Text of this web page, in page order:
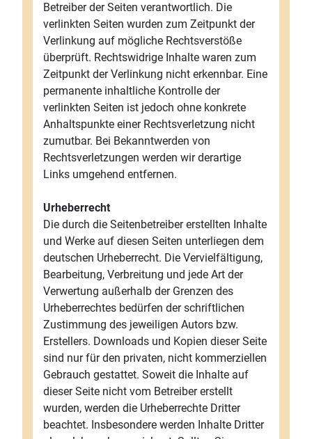
Betreiber der Seiten verantwortlich. Die
verlinkten Seiten wurden zum Zeitpunkt der
Verlinkung auf mögliche Rechtsverstöße
überprüft. Rechtswidrige Inhalte waren zum
Zeitpunkt der Verlinkung nicht erkennbar. Eine
permanente inhaltliche Kontrolle der
verlinkten Seiten ist jedoch ohne konkrete
Anhaltspunkte einer Rechtsverletzung nicht
zumutbar. Bei Bekanntwerden von
Rechtsverletzungen werden wir derartige
Links umgehend entfernen.
Urheberrecht
Die durch die Seitenbetreiber erstellten Inhalte
und Werke auf diesen Seiten unterliegen dem
deutschen Urheberrecht. Die Vervielfältigung,
Bearbeitung, Verbreitung und jede Art der
Verwertung außerhalb der Grenzen des
Urheberrechtes bedürfen der schriftlichen
Zustimmung des jeweiligen Autors bzw.
Erstellers. Downloads und Kopien dieser Seite
sind nur für den privaten, nicht kommerziellen
Gebrauch gestattet. Soweit die Inhalte auf
dieser Seite nicht vom Betreiber erstellt
wurden, werden die Urheberrechte Dritter
beachtet. Insbesondere werden Inhalte Dritter